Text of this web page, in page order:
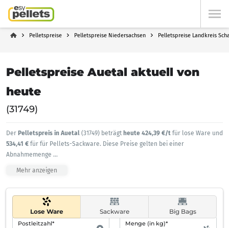
Pelletspreise Pelletspreise Niedersachsen Pelletspreise Landkreis
Pelletspreise Auetal aktuell von
heute
(31749)
Der Pelletspreis in Auetal (31749) beträgt heute 424,39 €/t für lose Ware und
534,41 € für für Pellets-Sackware. Diese Preise gelten bei einer
Abnahmemenge ...
Mehr anzeigen
Lose Ware Sackware Big Bags
Postleitzahl* Menge (in kg)*